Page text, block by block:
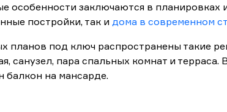
особенности заключаются в планировках
постройки, так и дома в современном
планов под ключ распространены такие
санузел, пара спальных комнат и
балкон на мансарде.